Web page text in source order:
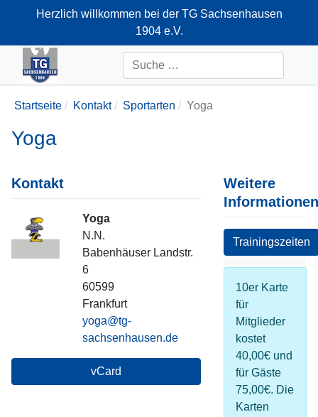
Herzlich willkommen bei der TG Sachsenhausen
1904 e.V.
+49-69-66374712
Suchen
Startseite Kontakt Sportarten Yoga
Yoga
Kontakt
Yoga
Position
N.N.
Adresse
Babenhäuser Landstr.
6
60599
Frankfurt
E-Mail
yoga@tg-
sachsenhausen.de
vCard
Weitere
Informationen
Trainingszeiten
10er Karte
für
Mitglieder
kostet
40,00€ und
für Gäste
75,00€. Die
Karten